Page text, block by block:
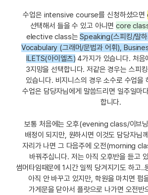
수업은 intensive course를 신청하셨으면
선택해서 들을 수 있고 아니면core
elective class는Speaking(스피킹/말
Vocabulary (그래머/문법과 어휘),
ILETS(아이엘츠) 4가지가 있습니다. 처음
3지망을 선택합니다. 저같은 경우는 스피
있습니다. 비지니스의 경우 소수로 수업을
수업은 담당자님에게 말씀드리면 일주일마
합니다.
보통 처음에는 오후(evening class/이브
배정이 되지만, 원하시면 이것도 담당자님
자리가 나면 그 다음주에 오전(morning
바꿔주십니다. 저는 아직 오후반을 듣고
썸머타임때문에 1시간 일찍 당겨지기도 하고..
아직 안 바꾸고 있지만, 학원을 마치면 펍
가게문을 닫아서 플랏으로 나가면 오전반